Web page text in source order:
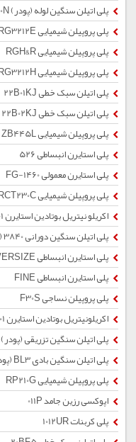
پلی اتیلن سنگین لوله (پودر) CRP100N
پلی پروپیلن شیمیایی RG3212E
پلی پروپیلن شیمیایی RGH&R
پلی پروپیلن شیمیایی RG3212H
پلی اتیلن سبک خطی 22B01KJ
پلی اتیلن سبک خطی 22B02KJ
پلی پروپیلن شیمیایی ZB445L
پلی استایرن انبساطی 526
پلی استایرن معمولی 1460-FG
پلی پروپیلن شیمیایی ZRCT230C
اکریلو نیتریل بوتادین استایرن SV0157W2901
پلی اتیلن سنگین دورانی 3840 (پودر)
پلی استایرن انبساطی OVERSIZE
پلی استایرن انبساطی FINE
پلی پروپیلن نساجی F30S
اکریلونیتریل بوتادین استایرن SV0157W2901
پلی اتیلن سنگین تزریقی (پودر) 52518
پلی اتیلن سنگین بادی BL3 (پودر)
پلی پروپیلن شیمیایی RP210G
اپوکسی رزین جامد 011P
پلی کربنات 1012UR